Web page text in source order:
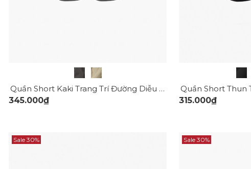
Quần Short Kaki Trang Trí Đường Diễu 2 Bên Túi Hộp Form Straight QS073
345.000₫
315.000₫
Sale 30% Sale 30%